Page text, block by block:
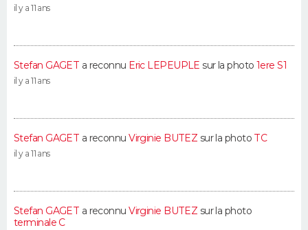
il y a 11 ans
Stefan GAGET a reconnu Eric LEPEUPLE sur la photo1ere S1
il y a 11 ans
Stefan GAGET a reconnuVirginie BUTEZ sur la photo TC
il y a 11 ans
Stefan GAGET a reconnuVirginie BUTEZ sur la photo
terminale C